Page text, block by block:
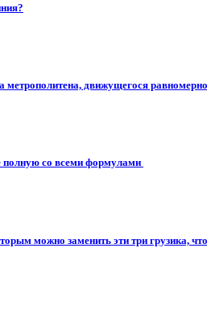
движущегося
полную со всеми формулами
можно заменить эти три грузика,